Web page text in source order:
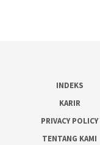
INDEKS
KARIR
PRIVACY POLICY
TENTANG KAMI